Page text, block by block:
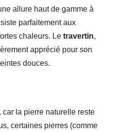
allure haut de gamme à
parfaitement aux
chaleurs. Le travertin,
apprécié pour son
douces.
car la pierre naturelle reste
certaines pierres (comme